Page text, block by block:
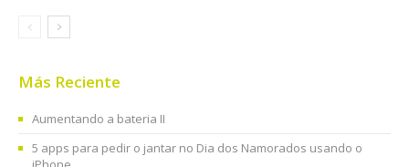
Más Reciente
Aumentando a bateria II
5 apps para pedir o jantar no Dia dos Namorados usando o